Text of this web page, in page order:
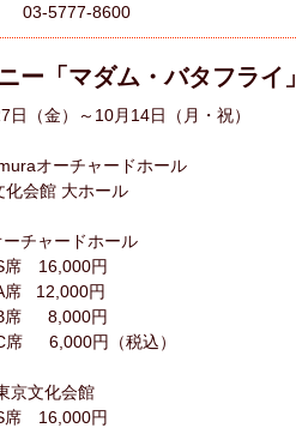
8600
「マダム・バタフライ」
日（金）～10月14日（月・祝）
オーチャードホール
館 大ホール
チャードホール
円
円
円
円（税込）
会館
円